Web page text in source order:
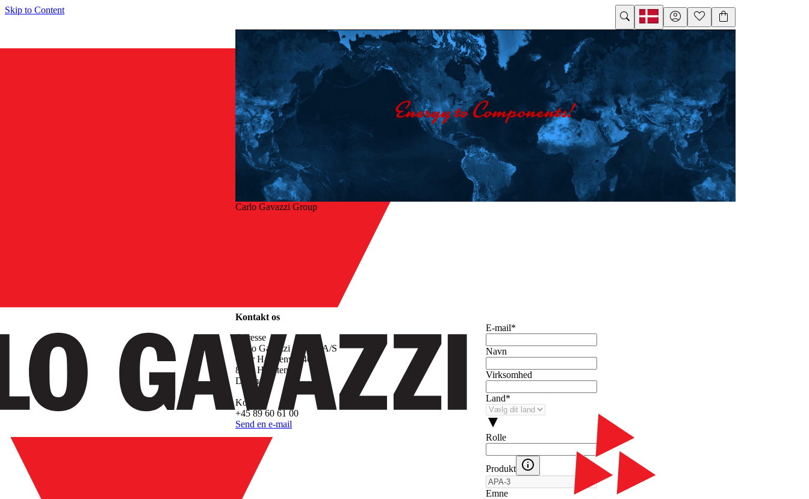
Skip to Content
Carlo Gavazzi Group
Kontakt os
Adresse
Carlo Gavazzi Handel A/S
Over Hadstenvej 40
8370 Hadsten
Danmark
Kontakt
+45 89 60 61 00
Send en e-mail
E-mail*
Navn
Virksomhed
Land*
Rolle
Produkt
Emne